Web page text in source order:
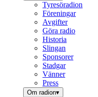
Tyresöradion
Föreningar
Avgifter
Göra radio
Historia
Slingan
Sponsorer
Stadgar
Vänner
Press
Om radion▾